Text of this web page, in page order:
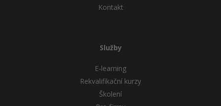
Kontakt
Služby
E-learning
Rekvalifikační kurzy
Školení